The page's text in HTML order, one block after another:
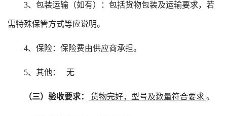
3、包装运输（如有）：包括货物包装及运输要求，若
需特殊保管方式等应说明。
4、保险：保险费由供应商承担。
5、其他： 无
（三）验收要求： 货物完好，型号及数量符合要求 。